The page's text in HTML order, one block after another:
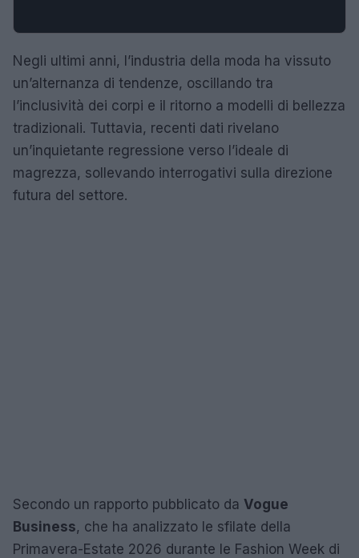
Negli ultimi anni, l’industria della moda ha vissuto
un’alternanza di tendenze, oscillando tra
l’inclusività dei corpi e il ritorno a modelli di bellezza
tradizionali. Tuttavia, recenti dati rivelano
un’inquietante regressione verso l’ideale di
magrezza, sollevando interrogativi sulla direzione
futura del settore.
Secondo un rapporto pubblicato da Vogue
Business, che ha analizzato le sfilate della
Primavera-Estate 2026 durante le Fashion Week di